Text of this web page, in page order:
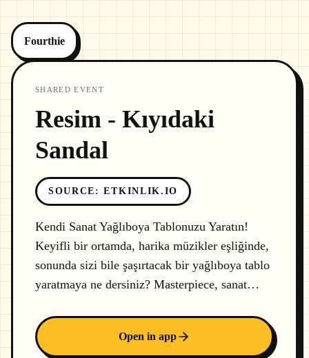
Fourthie
SHARED EVENT
Resim - Kıyıdaki
Sandal
SOURCE :ETKINLIK.IO
Kendi Sanat Yağlıboya Tablonuzu Yaratın!
Keyifli bir ortamda, harika müzikler eşliğinde,
sonunda sizi bile şaşırtacak bir yağlıboya tablo
yaratmaya ne dersiniz? Masterpiece, sanat…
Open in app